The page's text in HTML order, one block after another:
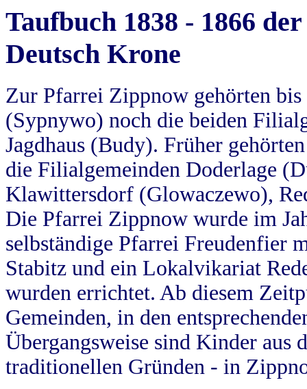
Taufbuch 1838 - 1866
Deutsch Krone
Zur Pfarrei Zippnow gehörten
(Sypnywo) noch die beiden
Jagdhaus (Budy). Früher
die Filialgemeinden Doderlage
Klawittersdorf (Glowaczewo),
Die Pfarrei Zippnow wurde im
selbständige Pfarrei Freudenfier
Stabitz und ein Lokalvikariat
wurden errichtet. Ab diesem
Gemeinden, in den
Übergangsweise sind Kinder aus
traditionellen Gründen - in